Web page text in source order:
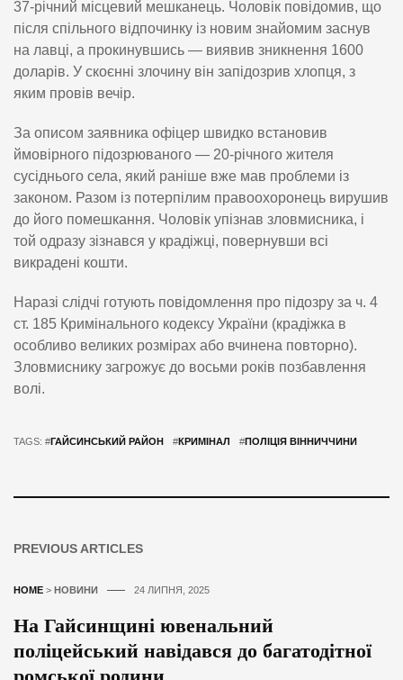
37-річний місцевий мешканець. Чоловік повідомив, що
після спільного відпочинку із новим знайомим заснув
на лавці, а прокинувшись — виявив зникнення 1600
доларів. У скоєнні злочину він запідозрив хлопця, з
яким провів вечір.
За описом заявника офіцер швидко встановив
ймовірного підозрюваного — 20-річного жителя
сусіднього села, який раніше вже мав проблеми із
законом. Разом із потерпілим правоохоронець вирушив
до його помешкання. Чоловік упізнав зловмисника, і
той одразу зізнався у крадіжці, повернувши всі
викрадені кошти.
Наразі слідчі готують повідомлення про підозру за ч. 4
ст. 185 Кримінального кодексу України (крадіжка в
особливо великих розмірах або вчинена повторно).
Зловмиснику загрожує до восьми років позбавлення
волі.
TAGS: #ГАЙСИНСЬКИЙ РАЙОН #КРИМІНАЛ #ПОЛІЦІЯ ВІННИЧЧИНИ
PREVIOUS ARTICLES
HOME > НОВИНИ 24 ЛИПНЯ, 2025
На Гайсинщині ювенальний
поліцейський навідався до багатодітної